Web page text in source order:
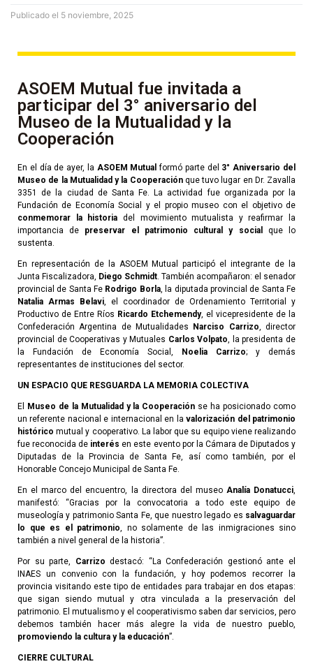
Publicado el 5 noviembre, 2025
ASOEM Mutual fue invitada a
participar del 3° aniversario del
Museo de la Mutualidad y la
Cooperación
En el día de ayer, la ASOEM Mutual formó parte del 3° Aniversario del
Museo de la Mutualidad y la Cooperaciónque tuvo lugar en Dr. Zavalla
3351 de la ciudad de Santa Fe. La actividad fue organizada por la
Fundación de Economía Social y el propio museo con el objetivo de
conmemorar la historia del movimiento mutualista y reafirmar la
importancia de preservar el patrimonio cultural y social
que lo
sustenta.
En representación de la ASOEM Mutual participó el integrante de la
Junta Fiscalizadora, Diego Schmidt. También acompañaron: el senador
provincial de Santa Fe Rodrigo Borla, la diputada provincial de Santa Fe
Natalia Armas Belavi, el coordinador de Ordenamiento Territorial y
Productivo de Entre Ríos Ricardo Etchemendy, el vicepresidente de la
Confederación Argentina de Mutualidades
Narciso Carrizo, director
provincial de Cooperativas y Mutuales Carlos Volpato, la presidenta de
la Fundación de Economía Social,
Noelia Carrizo; y demás
representantes de instituciones del sector.
UN ESPACIO QUE RESGUARDA LA MEMORIA COLECTIVA
El Museo de la Mutualidad y la Cooperación se ha posicionado como
un referente nacional e internacional en lavalorización del patrimonio
histórico mutual y cooperativo. La labor que su equipo viene realizando
fue reconocida de interés en este evento por la Cámara de Diputados y
Diputadas de la Provincia de Santa Fe, así como también, por el
Honorable Concejo Municipal de Santa Fe.
En el marco del encuentro, la directora del museo Analía Donatucci,
manifestó: “Gracias por la convocatoria a todo este equipo de
museología y patrimonio Santa Fe, que nuestro legado es salvaguardar
lo que es el patrimonio, no solamente de las inmigraciones sino
también a nivel general de la historia”.
Por su parte, Carrizo destacó: “La Confederación gestionó ante el
INAES un convenio con la fundación, y hoy podemos recorrer la
provincia visitando este tipo de entidades para trabajar en dos etapas:
que sigan siendo mutual y otra vinculada a la preservación del
patrimonio. El mutualismo y el cooperativismo saben dar servicios, pero
debemos también hacer más alegre la vida de nuestro pueblo,
promoviendo la cultura y la educación”.
CIERRE CULTURAL